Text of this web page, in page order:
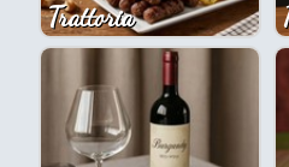
Trattoria